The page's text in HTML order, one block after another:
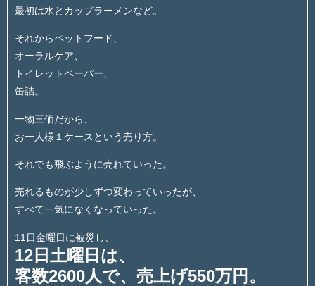
最初は水とカップラーメンなど。
それからペットフード、
オーラルケア、
トイレットペーパー、
缶詰。
一物三価だから、
お一人様１ケースという売り方。
それでも飛ぶように売れていった。
売れるものが少しずつ変わっていったが、
すべて一気になくなっていった。
11日金曜日に被災し、
12日土曜日は、
客数2600人で、売上げ550万円。